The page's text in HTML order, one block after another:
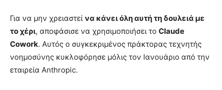
Για να μην χρειαστεί να κάνει όλη αυτή τη δουλειά με
το χέρι, αποφάσισε να χρησιμοποιήσει το Claude
Cowork. Αυτός ο συγκεκριμένος πράκτορας τεχνητής
νοημοσύνης κυκλοφόρησε μόλις τον Ιανουάριο από την
εταιρεία Anthropic.